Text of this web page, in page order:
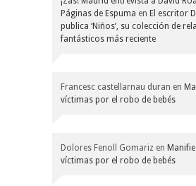
Páginas de Espuma en El escritor
publica ‘Niños’, su colección de
fantásticos más reciente
Francesc castellarnau duran en
víctimas por el robo de bebés
Dolores Fenoll Gomariz en
víctimas por el robo de bebés